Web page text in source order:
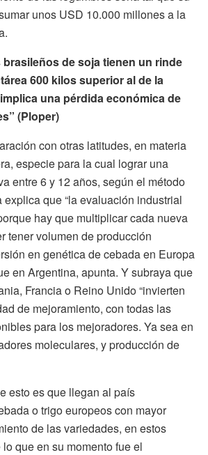
unos USD 10.000 millones a la
de soja tienen un rinde
600 kilos superior al de la
una pérdida económica de
(Ploper)
con otras latitudes, en materia
especie para la cual lograr una
entre 6 y 12 años, según el método
que “la evaluación industrial
hay que multiplicar cada nueva
tener volumen de producción
en genética de cebada en Europa
en Argentina, apunta. Y subraya que
Francia o Reino Unido “invierten
de mejoramiento, con todas las
para los mejoradores. Ya sea en
moleculares, y producción de
esto es que llegan al país
o trigo europeos con mayor
de las variedades, en estos
que en su momento fue el